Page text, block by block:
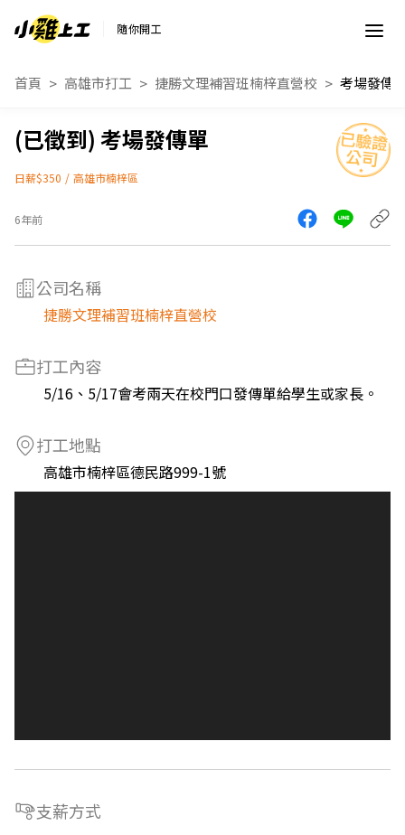
隨你開工
首頁 高雄市打工 捷勝文理補習班楠梓直營校 考場發傳
考場發傳單
日薪$350 / 高雄市楠梓區
6年前
公司名稱
捷勝文理補習班楠梓直營校
打工內容
5/16、5/17會考兩天在校門口發傳單給學生或家長。
打工地點
高雄市楠梓區德民路999-1號
支薪方式